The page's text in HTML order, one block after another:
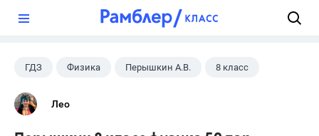
ГДЗ Физика Перышкин А.В. 8 класс
Лео